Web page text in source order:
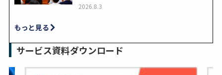
2026.8.3
もっと見る
サービス資料ダウンロード